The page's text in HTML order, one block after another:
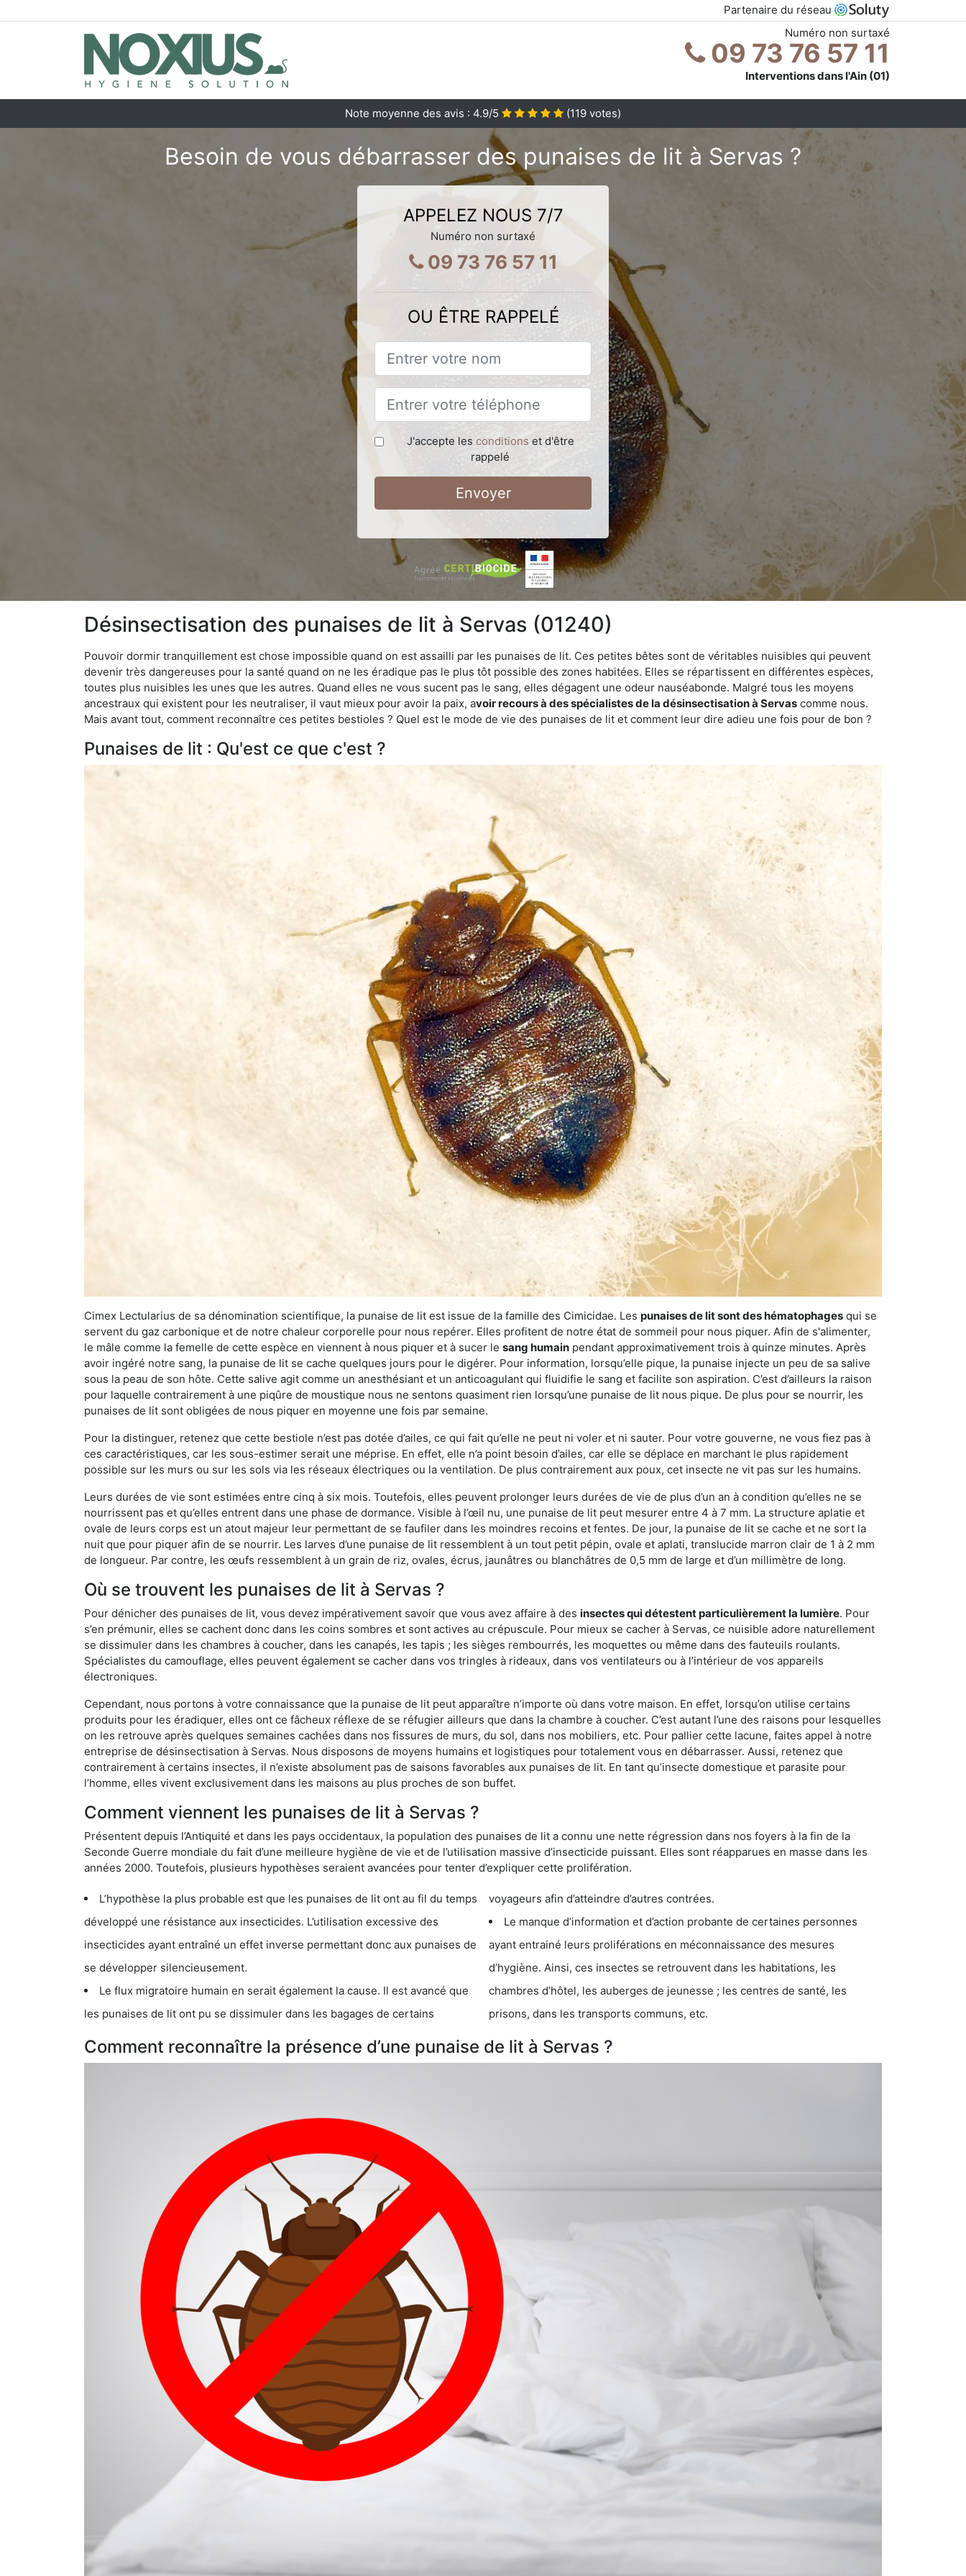
Partenaire du réseau
Numéro non surtaxé
09 73 76 57 11
Interventions dans l'Ain (01)
Note moyenne des avis : 4.9/5 (119 votes)
Besoin de vous débarrasser des punaises de lit à Servas ?
APPELEZ NOUS 7/7
Numéro non surtaxé
09 73 76 57 11
OU ÊTRE RAPPELÉ
J'accepte les conditions et d'être
rappelé
Envoyer
Désinsectisation des punaises de lit à Servas (01240)
Pouvoir dormir tranquillement est chose impossible quand on est assailli par les punaises de lit. Ces petites bêtes sont de véritables nuisibles qui peuvent
devenir très dangereuses pour la santé quand on ne les éradique pas le plus tôt possible des zones habitées. Elles se répartissent en différentes espèces,
toutes plus nuisibles les unes que les autres. Quand elles ne vous sucent pas le sang, elles dégagent une odeur nauséabonde. Malgré tous les moyens
ancestraux qui existent pour les neutraliser, il vaut mieux pour avoir la paix, avoir recours à des spécialistes de la désinsectisation à Servas comme nous.
Mais avant tout, comment reconnaître ces petites bestioles ? Quel est le mode de vie des punaises de lit et comment leur dire adieu une fois pour de bon ?
Punaises de lit : Qu'est ce que c'est ?
Cimex Lectularius de sa dénomination scientifique, la punaise de lit est issue de la famille des Cimicidae. Les punaises de lit sont des hématophages qui se
servent du gaz carbonique et de notre chaleur corporelle pour nous repérer. Elles profitent de notre état de sommeil pour nous piquer. Afin de s'alimenter,
le mâle comme la femelle de cette espèce en viennent à nous piquer et à sucer le sang humain pendant approximativement trois à quinze minutes. Après
avoir ingéré notre sang, la punaise de lit se cache quelques jours pour le digérer. Pour information, lorsqu’elle pique, la punaise injecte un peu de sa salive
sous la peau de son hôte. Cette salive agit comme un anesthésiant et un anticoagulant qui fluidifie le sang et facilite son aspiration. C’est d’ailleurs la raison
pour laquelle contrairement à une piqûre de moustique nous ne sentons quasiment rien lorsqu’une punaise de lit nous pique. De plus pour se nourrir, les
punaises de lit sont obligées de nous piquer en moyenne une fois par semaine.
Pour la distinguer, retenez que cette bestiole n’est pas dotée d’ailes, ce qui fait qu’elle ne peut ni voler et ni sauter. Pour votre gouverne, ne vous fiez pas à
ces caractéristiques, car les sous-estimer serait une méprise. En effet, elle n’a point besoin d’ailes, car elle se déplace en marchant le plus rapidement
possible sur les murs ou sur les sols via les réseaux électriques ou la ventilation. De plus contrairement aux poux, cet insecte ne vit pas sur les humains.
Leurs durées de vie sont estimées entre cinq à six mois. Toutefois, elles peuvent prolonger leurs durées de vie de plus d’un an à condition qu’elles ne se
nourrissent pas et qu’elles entrent dans une phase de dormance. Visible à l’œil nu, une punaise de lit peut mesurer entre 4 à 7 mm. La structure aplatie et
ovale de leurs corps est un atout majeur leur permettant de se faufiler dans les moindres recoins et fentes. De jour, la punaise de lit se cache et ne sort la
nuit que pour piquer afin de se nourrir. Les larves d’une punaise de lit ressemblent à un tout petit pépin, ovale et aplati, translucide marron clair de 1 à 2 mm
de longueur. Par contre, les œufs ressemblent à un grain de riz, ovales, écrus, jaunâtres ou blanchâtres de 0,5 mm de large et d’un millimètre de long.
Où se trouvent les punaises de lit à Servas ?
Pour dénicher des punaises de lit, vous devez impérativement savoir que vous avez affaire à des insectes qui détestent particulièrement la lumière. Pour
s’en prémunir, elles se cachent donc dans les coins sombres et sont actives au crépuscule. Pour mieux se cacher à Servas, ce nuisible adore naturellement
se dissimuler dans les chambres à coucher, dans les canapés, les tapis ; les sièges rembourrés, les moquettes ou même dans des fauteuils roulants.
Spécialistes du camouflage, elles peuvent également se cacher dans vos tringles à rideaux, dans vos ventilateurs ou à l’intérieur de vos appareils
électroniques.
Cependant, nous portons à votre connaissance que la punaise de lit peut apparaître n’importe où dans votre maison. En effet, lorsqu’on utilise certains
produits pour les éradiquer, elles ont ce fâcheux réflexe de se réfugier ailleurs que dans la chambre à coucher. C’est autant l’une des raisons pour lesquelles
on les retrouve après quelques semaines cachées dans nos fissures de murs, du sol, dans nos mobiliers, etc. Pour pallier cette lacune, faites appel à notre
entreprise de désinsectisation à Servas. Nous disposons de moyens humains et logistiques pour totalement vous en débarrasser. Aussi, retenez que
contrairement à certains insectes, il n’existe absolument pas de saisons favorables aux punaises de lit. En tant qu’insecte domestique et parasite pour
l’homme, elles vivent exclusivement dans les maisons au plus proches de son buffet.
Comment viennent les punaises de lit à Servas ?
Présentent depuis l’Antiquité et dans les pays occidentaux, la population des punaises de lit a connu une nette régression dans nos foyers à la fin de la
Seconde Guerre mondiale du fait d’une meilleure hygiène de vie et de l’utilisation massive d’insecticide puissant. Elles sont réapparues en masse dans les
années 2000. Toutefois, plusieurs hypothèses seraient avancées pour tenter d’expliquer cette prolifération.
L’hypothèse la plus probable est que les punaises de lit ont au fil du temps
développé une résistance aux insecticides. L’utilisation excessive des
insecticides ayant entraîné un effet inverse permettant donc aux punaises de
se développer silencieusement.
Le flux migratoire humain en serait également la cause. Il est avancé que
les punaises de lit ont pu se dissimuler dans les bagages de certains
voyageurs afin d’atteindre d’autres contrées.
Le manque d’information et d’action probante de certaines personnes
ayant entrainé leurs proliférations en méconnaissance des mesures
d’hygiène. Ainsi, ces insectes se retrouvent dans les habitations, les
chambres d’hôtel, les auberges de jeunesse ; les centres de santé, les
prisons, dans les transports communs, etc.
Comment reconnaître la présence d’une punaise de lit à Servas ?